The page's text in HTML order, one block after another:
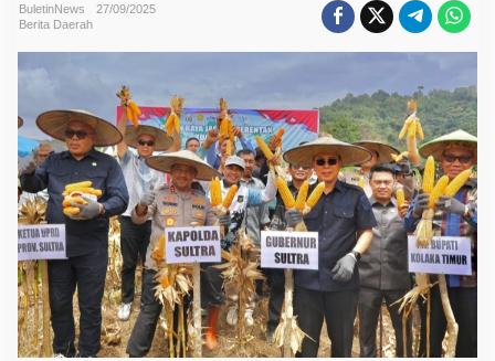
a
n
g
d
i
K
o
l
k
a
T
i
m
u
r
,
BuletinNews
27/09/2025
Berita Daerah